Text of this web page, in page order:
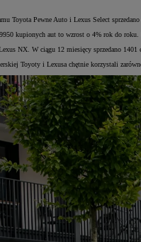
Toyota Pewne Auto i Lexus Select
kupionych aut to wzrost o 4% rok do
NX. W ciągu 12 miesięcy sprzedano
Toyoty i Lexusa chętnie korzystali